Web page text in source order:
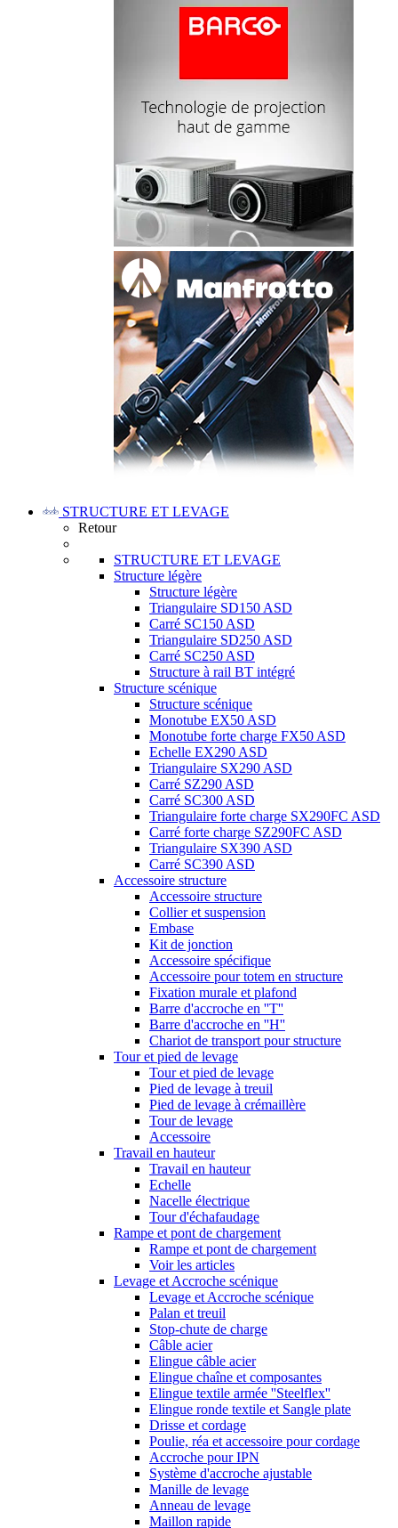
STRUCTURE ET LEVAGE
Retour
STRUCTURE ET LEVAGE
Structure légère
Structure légère
Triangulaire SD150 ASD
Carré SC150 ASD
Triangulaire SD250 ASD
Carré SC250 ASD
Structure à rail BT intégré
Structure scénique
Structure scénique
Monotube EX50 ASD
Monotube forte charge FX50 ASD
Echelle EX290 ASD
Triangulaire SX290 ASD
Carré SZ290 ASD
Carré SC300 ASD
Triangulaire forte charge SX290FC ASD
Carré forte charge SZ290FC ASD
Triangulaire SX390 ASD
Carré SC390 ASD
Accessoire structure
Accessoire structure
Collier et suspension
Embase
Kit de jonction
Accessoire spécifique
Accessoire pour totem en structure
Fixation murale et plafond
Barre d'accroche en ''T''
Barre d'accroche en ''H''
Chariot de transport pour structure
Tour et pied de levage
Tour et pied de levage
Pied de levage à treuil
Pied de levage à crémaillère
Tour de levage
Accessoire
Travail en hauteur
Travail en hauteur
Echelle
Nacelle électrique
Tour d'échafaudage
Rampe et pont de chargement
Rampe et pont de chargement
Voir les articles
Levage et Accroche scénique
Levage et Accroche scénique
Palan et treuil
Stop-chute de charge
Câble acier
Elingue câble acier
Elingue chaîne et composantes
Elingue textile armée ''Steelflex''
Elingue ronde textile et Sangle plate
Drisse et cordage
Poulie, réa et accessoire pour cordage
Accroche pour IPN
Système d'accroche ajustable
Manille de levage
Anneau de levage
Maillon rapide